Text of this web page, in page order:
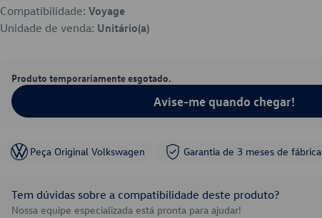
Compatibilidade: Voyage
Unidade de venda: Unitário(a)
Produto temporariamente esgotado.
Avise-me quando chegar!
Peça Original Volkswagen Garantia de 3 meses de fábrica
Tem dúvidas sobre a compatibilidade deste produto?
Nossa equipe especializada está pronta para ajudar!